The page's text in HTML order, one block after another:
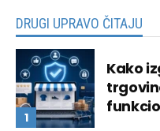
DRUGI UPRAVO ČITAJU
Kako